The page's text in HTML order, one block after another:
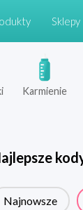
Sklepy
Karmienie
Najnowsze